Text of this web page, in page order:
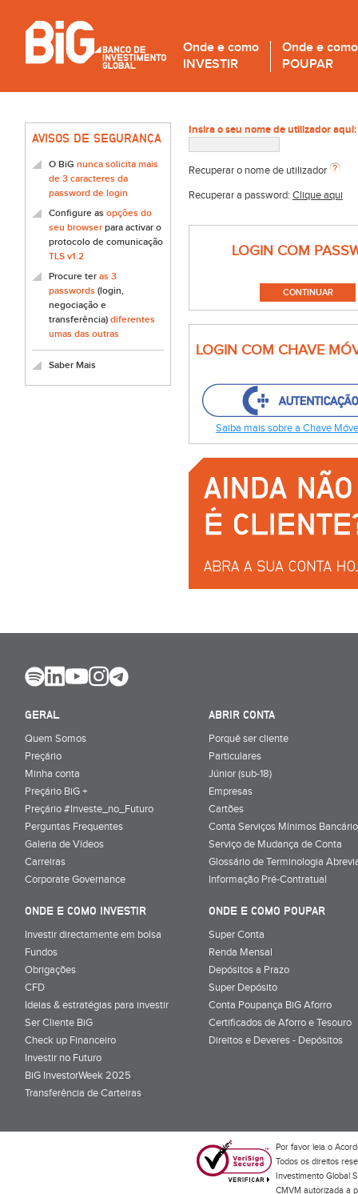
Onde e como
INVESTIR
Onde e como
POUPAR
AVISOS DE SEGURANÇA
O BiG nunca solicita mais
de 3 caracteres da
password de login
Configure as opções do
seu browser para activar o
protocolo de comunicação
TLS v1.2
Procure ter as 3
passwords (login,
negociação e
transferência) diferentes
umas das outras
Saber Mais
Insira o seu nome de utilizador aqui:
Recuperar o nome de utilizador
Recuperar a password: Clique aqui
LOGIN COM
LOGIN COM CHAVE
Saiba mais sobre a Chave
GERAL
Quem Somos
Preçário
Minha conta
Preçário BiG +
Preçário #Investe_no_Futuro
Perguntas Frequentes
Galeria de Vídeos
Carreiras
Corporate Governance
ABRIR CONTA
Porquê ser cliente
Particulares
Júnior (sub-18)
Empresas
Cartões
Conta Serviços Mínimos
Serviço de Mudança de Conta
Glossário de Terminologia
Informação Pré-Contratual
ONDE E COMO INVESTIR
Investir directamente em bolsa
Fundos
Obrigações
CFD
Ideias & estratégias para investir
Ser Cliente BiG
Check up Financeiro
Investir no Futuro
BiG InvestorWeek 2025;
Transferência de Carteiras;
ONDE E COMO POUPAR
Super Conta
Renda Mensal
Depósitos a Prazo
Super Depósito
Conta Poupança BiG Aforro
Certificados de Aforro e Tesouro
Direitos e Deveres - Depósitos
Por favor leia o
Todos os direitos
Investimento Global
CMVM autorizada a